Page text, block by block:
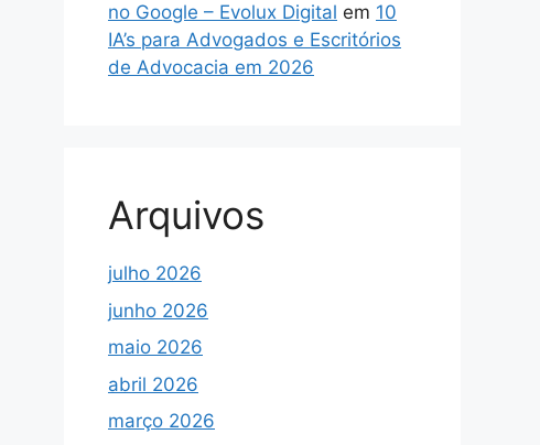
no Google – Evolux Digital em 10
IA’s para Advogados e Escritórios
de Advocacia em 2026
Arquivos
julho 2026
junho 2026
maio 2026
abril 2026
março 2026